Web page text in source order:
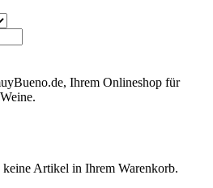
Ihrem Onlineshop für
keine Artikel in Ihrem Warenkorb.